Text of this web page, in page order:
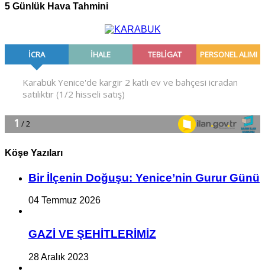
5 Günlük Hava Tahmini
Köşe Yazıları
Bir İlçe­nin Do­ğu­şu: Ye­ni­ce’nin Gurur Günü
04 Temmuz 2026
GAZİ VE ŞEHİTLERİMİZ
28 Aralık 2023